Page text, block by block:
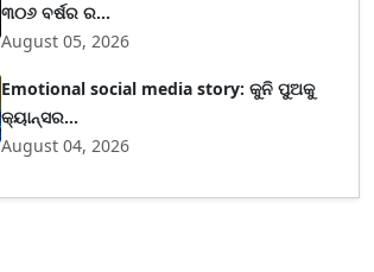
୩୦୬ ବର୍ଷର ର...
August 05, 2026
Emotional social media story: କୁନି ପୁଅକୁ
କ୍ୟାନ୍ସର...
August 04, 2026